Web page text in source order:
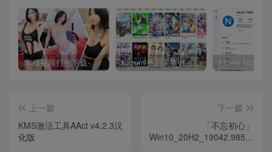
车模视频打包下载-高清无水印版 Kazumi番剧采集v1.6.9：支持自定义规则+在线观看+弹幕，跨平台下载
上一篇
KMS激活工具AAct v4.2.3汉
化版
下一篇
「不忘初心」
Win10_20H2_19042.985无